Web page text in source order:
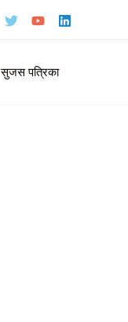
सुजस पत्रिका